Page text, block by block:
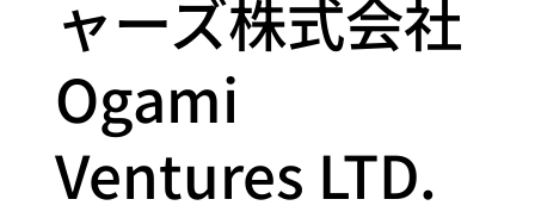
ャーズ株式会社
Ogami
Ventures LTD.